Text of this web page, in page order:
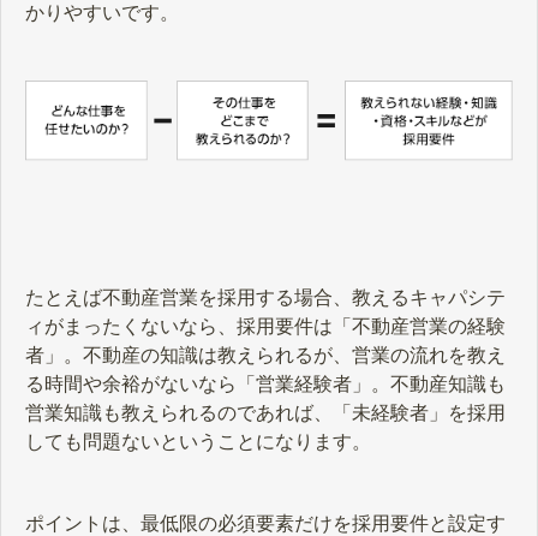
かりやすいです。
たとえば不動産営業を採用する場合、教えるキャパシテ
ィがまったくないなら、採用要件は「不動産営業の経験
者」。不動産の知識は教えられるが、営業の流れを教え
る時間や余裕がないなら「営業経験者」。不動産知識も
営業知識も教えられるのであれば、「未経験者」を採用
しても問題ないということになります。
ポイントは、最低限の必須要素だけを採用要件と設定す